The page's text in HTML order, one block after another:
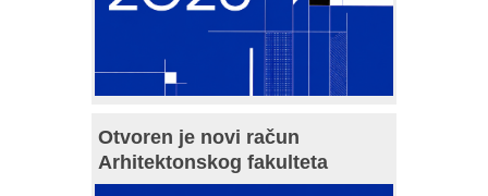
Otvoren je novi račun
Arhitektonskog fakulteta